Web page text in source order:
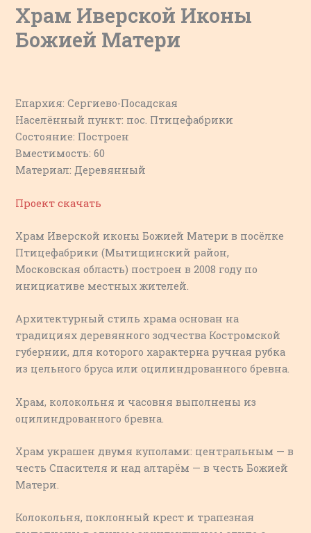
Храм Иверской Иконы
Божией Матери
Епархия: Сергиево-Посадская
Населённый пункт: пос. Птицефабрики
Состояние: Построен
Вместимость: 60
Материал: Деревянный
Проект скачать
Храм Иверской иконы Божией Матери в посёлке
Птицефабрики (Мытищинский район,
Московская область) построен в 2008 году по
инициативе местных жителей.
Архитектурный стиль храма основан на
традициях деревянного зодчества Костромской
губернии, для которого характерна ручная рубка
из цельного бруса или оцилиндрованного бревна.
Храм, колокольня и часовня выполнены из
оцилиндрованного бревна.
Храм украшен двумя куполами: центральным — в
честь Спасителя и над алтарём — в честь Божией
Матери.
Колокольня, поклонный крест и трапезная